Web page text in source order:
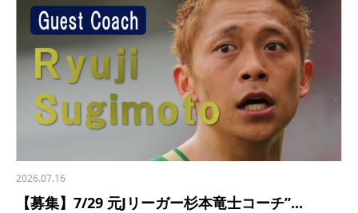
2026.07.16
【募集】7/29 元Jリーガー杉本竜士コーチ”...